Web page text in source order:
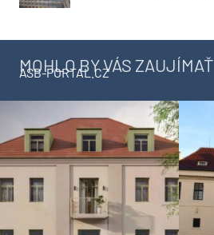
MOHLO BY VÁS ZAUJÍMAŤ
ASB-PORTAL.CZ